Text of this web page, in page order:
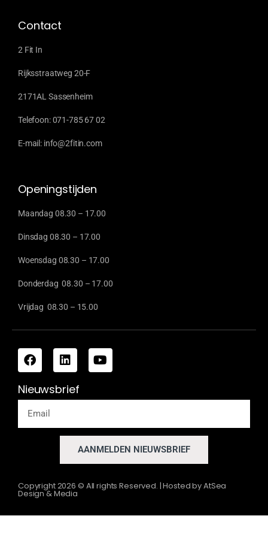
Contact
2 Fit In
Rijksstraatweg 20-F
2171AL Sassenheim
Telefoon: 071-785 67 02
E-mail: info@2fitin.com
Openingstijden
Maandag 08.30 – 17.00
Dinsdag 08.30 – 17.00
Woensdag 08.30 – 17.00
Donderdag 08.30 – 17.00
Vrijdag 08.30 – 15.00
Nieuwsbrief
AANMELDEN NIEUWSBRIEF
Copyright2026 © All rights Reserved. | Hosted byAtSea
Design & Media